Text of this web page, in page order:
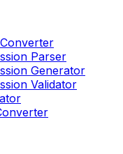
Parser
Generator
Validator